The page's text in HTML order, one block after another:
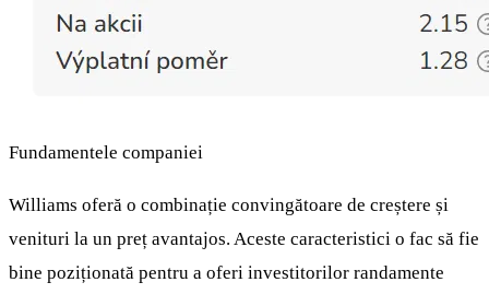
Fundamentele companiei
Williams oferă o combinație convingătoare de creștere și
venituri la un preț avantajos. Aceste caracteristici o fac să fie
bine poziționată pentru a oferi investitorilor randamente